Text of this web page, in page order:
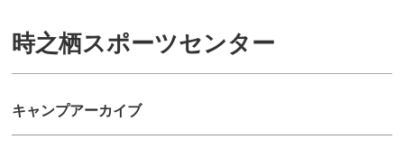
時之栖スポーツセンター
キャンプアーカイブ